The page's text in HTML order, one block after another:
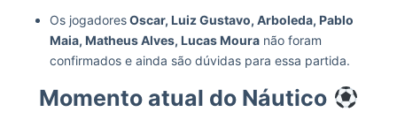
Os jogadoresOscar, Luiz Gustavo, Arboleda, Pablo
Maia, Matheus Alves, Lucas Moura não foram
confirmados e ainda são dúvidas para essa partida.
Momento atual do Náutico